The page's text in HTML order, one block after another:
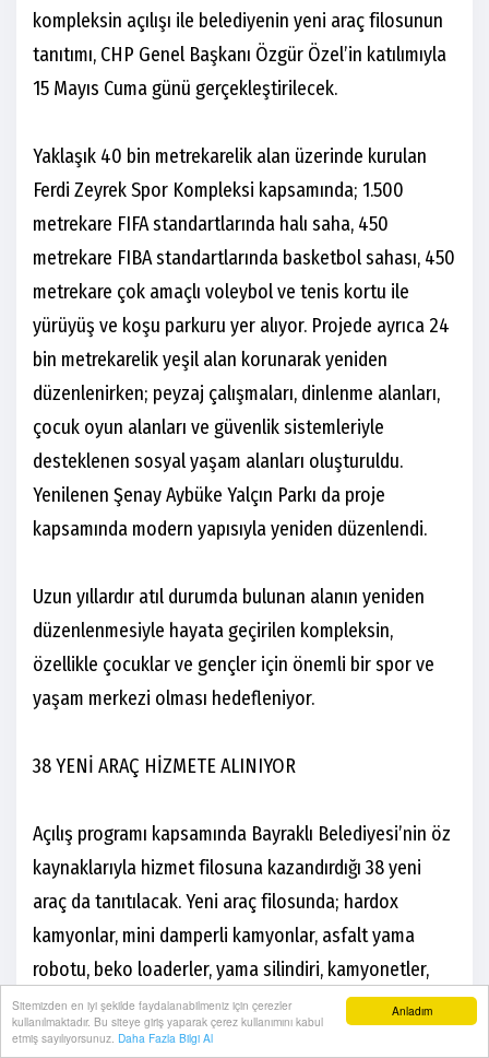
Anladım
Sitemizden en iyi şekilde faydalanabilmeniz için çerezler
kullanılmaktadır. Bu siteye giriş yaparak çerez kullanımını kabul
etmiş sayılıyorsunuz. Daha Fazla Bilgi Al
kompleksin açılışı ile belediyenin yeni araç filosunun
tanıtımı, CHP Genel Başkanı Özgür Özel’in katılımıyla
15 Mayıs Cuma günü gerçekleştirilecek.
Yaklaşık 40 bin metrekarelik alan üzerinde kurulan
Ferdi Zeyrek Spor Kompleksi kapsamında; 1.500
metrekare FIFA standartlarında halı saha, 450
metrekare FIBA standartlarında basketbol sahası, 450
metrekare çok amaçlı voleybol ve tenis kortu ile
yürüyüş ve koşu parkuru yer alıyor. Projede ayrıca 24
bin metrekarelik yeşil alan korunarak yeniden
düzenlenirken; peyzaj çalışmaları, dinlenme alanları,
çocuk oyun alanları ve güvenlik sistemleriyle
desteklenen sosyal yaşam alanları oluşturuldu.
Yenilenen Şenay Aybüke Yalçın Parkı da proje
kapsamında modern yapısıyla yeniden düzenlendi.
Uzun yıllardır atıl durumda bulunan alanın yeniden
düzenlenmesiyle hayata geçirilen kompleksin,
özellikle çocuklar ve gençler için önemli bir spor ve
yaşam merkezi olması hedefleniyor.
38 YENİ ARAÇ HİZMETE ALINIYOR
Açılış programı kapsamında Bayraklı Belediyesi’nin öz
kaynaklarıyla hizmet filosuna kazandırdığı 38 yeni
araç da tanıtılacak. Yeni araç filosunda; hardox
kamyonlar, mini damperli kamyonlar, asfalt yama
robotu, beko loaderler, yama silindiri, kamyonetler,
hafif ticari araçlar ve mini beko loader yer alıyor.